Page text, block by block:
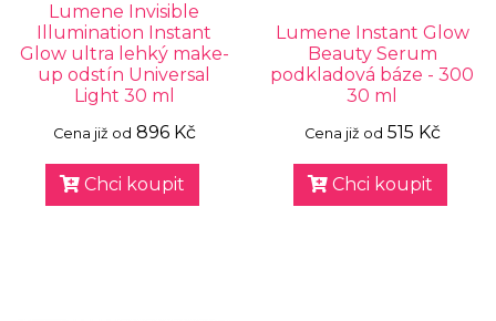
Lumene Invisible
Illumination Instant
Glow ultra lehký make-
up odstín Universal
Light 30 ml
Cena již od 896 Kč
Chci koupit
Lumene Instant Glow
Beauty Serum
podkladová báze - 300
30 ml
Cena již od 515 Kč
Chci koupit